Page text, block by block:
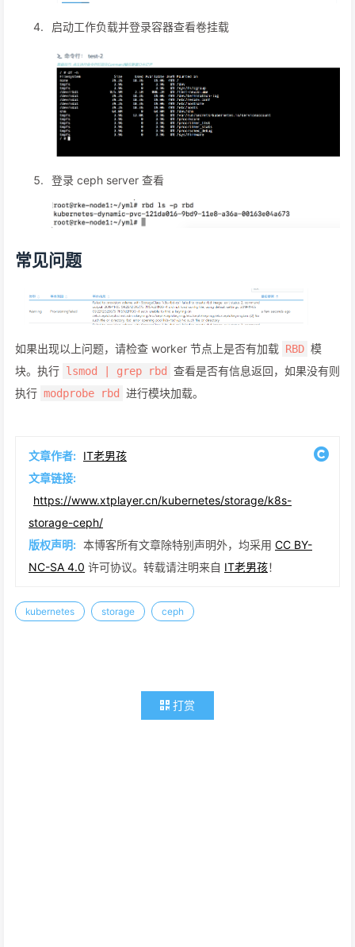
启动工作负载并登录容器查看卷挂载
登录 ceph server 查看
常见问题
如果出现以上问题，请检查 worker 节点上是否有加载 RBD 模
块。执行 lsmod | grep rbd
查看是否有信息返回，如果没有则
执行 modprobe rbd 进行模块加载。
文章作者: IT老男孩
文章链接:
https://www.xtplayer.cn/kubernetes/storage/k8s-
storage-ceph/
版权声明: 本博客所有文章除特别声明外，均采用 CC BY-
NC-SA 4.0 许可协议。转载请注明来自 IT老男孩！
kubernetes storage ceph
打赏